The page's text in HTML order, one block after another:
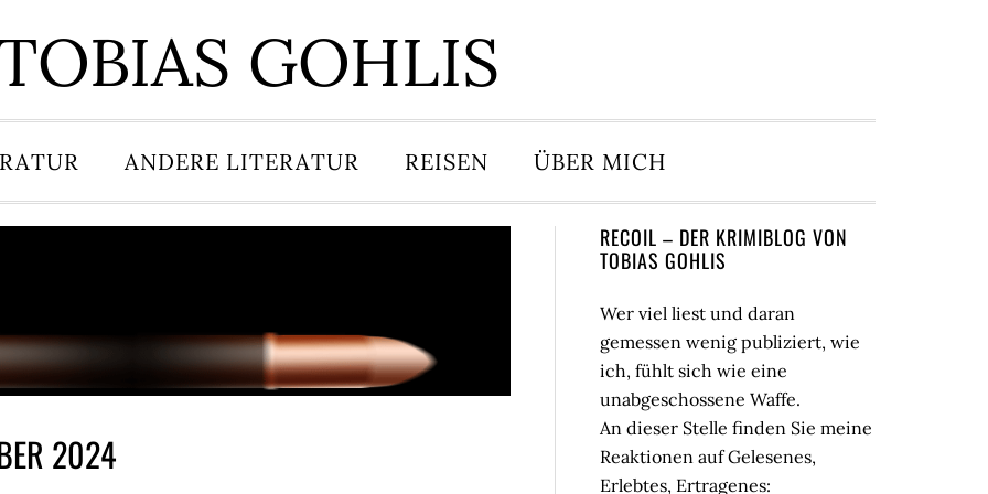
GOHLIS
ANDERE LITERATUR REISEN ÜBER MICH
2024
Seitenspalte
RECOIL – DER KRIMIBLOG VON
TOBIAS GOHLIS
Wer viel liest und daran
gemessen wenig publiziert, wie
ich, fühlt sich wie eine
unabgeschossene Waffe.
An dieser Stelle finden Sie meine
Reaktionen auf Gelesenes,
Erlebtes, Ertragenes: